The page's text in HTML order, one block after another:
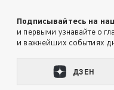
Подписывайтесь на
и первыми узнавайте о
и важнейших событиях
ДЗЕН